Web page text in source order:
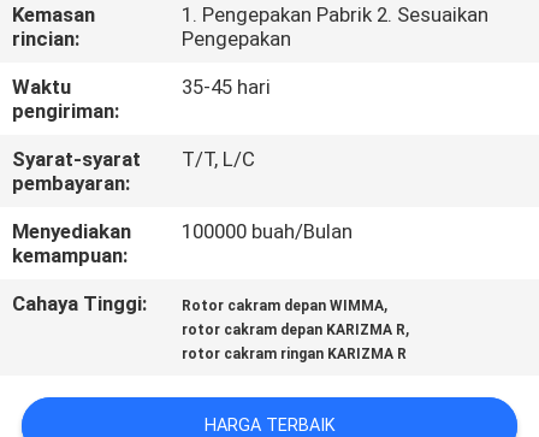
KONTROL
KUALITAS
BERITA
MINTA
KUTIPAN
SITUS
Kemasan
rincian:
1. Pengepakan Pabrik 2. Sesuaikan
Pengepakan
Waktu
pengiriman:
35-45 hari
Syarat-syarat
pembayaran:
T/T, L/C
Menyediakan
kemampuan:
100000 buah/Bulan
Cahaya Tinggi: Rotor cakram depan WIMMA,
rotor cakram depan KARIZMA R,
rotor cakram ringan KARIZMA R
HARGA TERBAIK